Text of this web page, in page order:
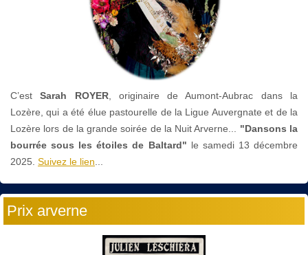
C’estSarah ROYER, originaire de Aumont-Aubrac dans la
Lozère, qui a été élue pastourelle de la Ligue Auvergnate et de la
Lozère lors de la grande soirée de la Nuit Arverne... "Dansons la
bourrée sous les étoiles de Baltard" le samedi 13 décembre
2025. Suivez le lien...
Prix arverne